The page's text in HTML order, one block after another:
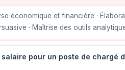
économique et financière ·
· Maîtrise des outils
salaire pour un poste de chargé